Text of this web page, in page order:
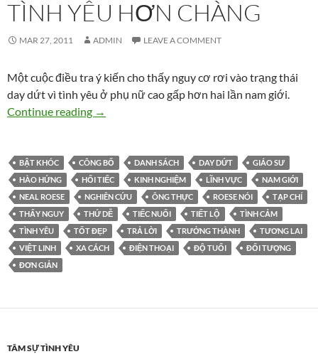
TÌNH YÊU HƠN CHÀNG
MAR 27, 2011 ADMIN LEAVE A COMMENT
Một cuộc điều tra ý kiến cho thấy nguy cơ rơi vào trạng thái
day dứt vì tình yêu ở phụ nữ cao gấp hơn hai lần nam giới.
Continue reading Nàng hay hối tiếc về tình yêu hơn chàng
→
BẬT KHÓC CÔNG BỐ DANH SÁCH DAY DỨT
GIÁO SƯ
HÀO HỨNG
HỐI TIẾC KINH NGHIỆM LĨNH VỰC
NAM GIỚI
NEAL ROESE
NGHIÊN CỨU ÔNG THỰC ROESE NÓI
TẠP CHÍ
THẤY NGUY
THỨ DỄ TIẾC NUỐI TIẾT LỘ
TÌNH CẢM
TÌNH YÊU
TỐT ĐẸP TRẢ LỜI TRƯỞNG THÀNH
TƯƠNG LAI
VIỆT LINH
XA CÁCH ĐIỆN THOẠI ĐỘ TUỔI
ĐỐI TƯỢNG
ĐƠN GIẢN
TÂM SỰ TÌNH YÊU